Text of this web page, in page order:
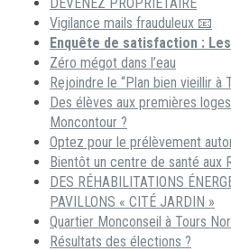
Vigilance mails frauduleux 📧
Enquête de satisfaction :
Zéro mégot dans l’eau
Rejoindre le “Plan bien vieillir à
Des élèves aux premières
Moncontour ?
Optez pour le prélèvement
Bientôt un centre de santé aux
DES RÉHABILITATIONS
PAVILLONS « CITÉ JARDIN »
Quartier Monconseil à Tours
Résultats des élections ?